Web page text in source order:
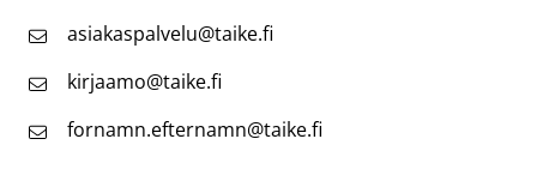
asiakaspalvelu@taike.fi
kirjaamo@taike.fi
fornamn.efternamn@taike.fi